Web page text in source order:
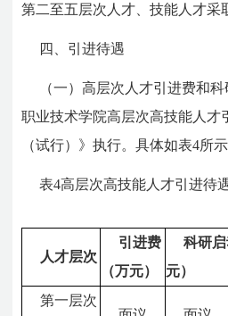
第二至五层次人才、技能人才采
四、引进待遇
（一）高层次人才引进费和
职业技术学院高层次高技能人才
（试行）》执行。具体如表4所示
表4高层次高技能人才引进待
人才层次
引进费
（万元）
科研
元）
第一层次